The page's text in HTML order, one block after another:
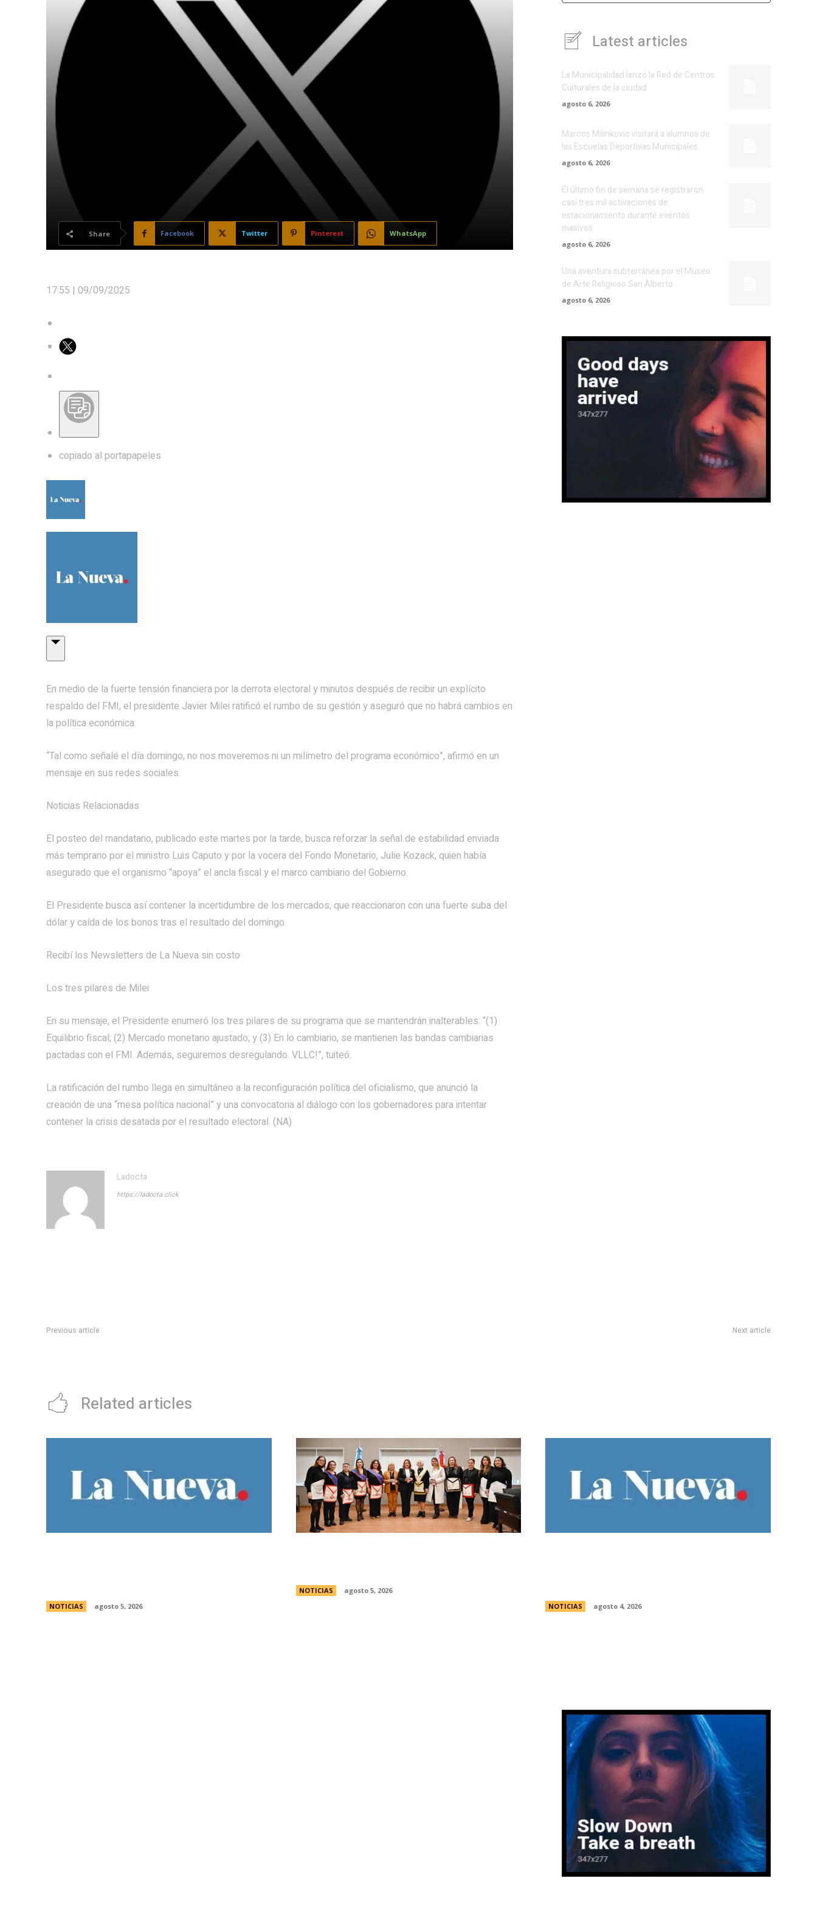
Share Facebook Twitter Pinterest WhatsApp
17:55 | 09/09/2025
copiado al portapapeles
En medio de la fuerte tensión financiera por la derrota electoral y minutos después de recibir un explícito
respaldo del FMI, el presidente Javier Milei ratificó el rumbo de su gestión y aseguró que no habrá cambios en
la política económica.
“Tal como señalé el día domingo, no nos moveremos ni un milímetro del programa económico”, afirmó en un
mensaje en sus redes sociales.
Noticias Relacionadas
El posteo del mandatario, publicado este martes por la tarde, busca reforzar la señal de estabilidad enviada
más temprano por el ministro Luis Caputo y por la vocera del Fondo Monetario, Julie Kozack, quien había
asegurado que el organismo “apoya” el ancla fiscal y el marco cambiario del Gobierno.
El Presidente busca así contener la incertidumbre de los mercados, que reaccionaron con una fuerte suba del
dólar y caída de los bonos tras el resultado del domingo.
Recibí los Newsletters de La Nueva sin costo
Los tres pilares de Milei
En su mensaje, el Presidente enumeró los tres pilares de su programa que se mantendrán inalterables: “(1)
Equilibrio fiscal; (2) Mercado monetario ajustado; y (3) En lo cambiario, se mantienen las bandas cambiarias
pactadas con el FMI. Además, seguiremos desregulando. VLLC!”, tuiteó.
La ratificación del rumbo llega en simultáneo a la reconfiguración política del oficialismo, que anunció la
creación de una “mesa política nacional” y una convocatoria al diálogo con los gobernadores para intentar
contener la crisis desatada por el resultado electoral. (NA)
Ladocta
https://ladocta.click
Latest articles
La Municipalidad lanzó la Red de Centros
Culturales de la ciudad
agosto 6, 2026
Marcos Milinkovic visitará a alumnos de
las Escuelas Deportivas Municipales
agosto 6, 2026
El último fin de semana se registraron
casi tres mil activaciones de
estacionamiento durante eventos
masivos
agosto 6, 2026
Una aventura subterránea por el Museo
de Arte Religioso San Alberto
agosto 6, 2026
Previous article Next article
Related articles
NOTICIAS agosto 5, 2026
NOTICIAS agosto 5, 2026
NOTICIAS agosto 4, 2026